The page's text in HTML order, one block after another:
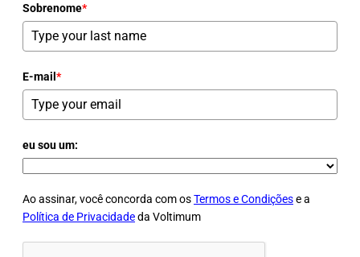
Sobrenome*
E-mail *
eu sou um:
Ao assinar, você concorda com osTermos e Condiçõese a
Política de Privacidadeda Voltimum